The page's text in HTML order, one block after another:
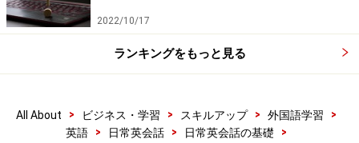
以上をまとめると、日本における住所は、オールアバウ
トの会社の所在地を例に取ると
と書けます。最後に国名（Japan)をつけることも忘れな
2022/10/17
ランキングをもっと見る
All About > ビジネス・学習 > スキルアップ > 外国語学習
>
英語
> 日常英会話 > 日常英会話の基礎
>